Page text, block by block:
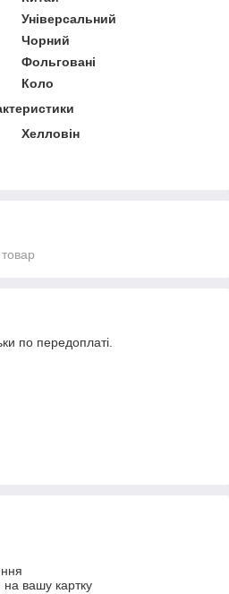
Універсальний
Чорний
Фольговані
Коло
Хелловін
по передоплаті.
на вашу картку